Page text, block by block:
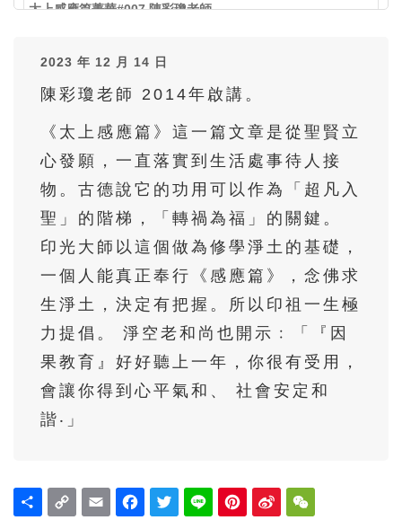
太上感應篇菁華#007 陳彩瓊老師
太上感應篇菁華#011 陳彩瓊老師
太上感應篇菁華#012 陳彩瓊老師
太上感應篇菁華#013 陳彩瓊老師
太上感應篇菁華#015 陳彩瓊老師
太上感應篇菁華#016 陳彩瓊老師
太上感應篇菁華#017 陳彩瓊老師
太上感應篇菁華#021 陳彩瓊老師
2023 年 12 月 14 日
陳彩瓊老師 2014年啟講。
《太上感應篇》這一篇文章是從聖賢立
心發願，一直落實到生活處事待人接
物。古德說它的功用可以作為「超凡入
聖」的階梯，「轉禍為福」的關鍵。
印光大師以這個做為修學淨土的基礎，
一個人能真正奉行《感應篇》，念佛求
生淨土，決定有把握。所以印祖一生極
力提倡。 淨空老和尚也開示﹕「『因
果教育』好好聽上一年，你很有受用，
會讓你得到心平氣和、 社會安定和
諧‧」
Share
Copy
Link
Email FacebookTwitter Line Pinterest Sina
Weibo